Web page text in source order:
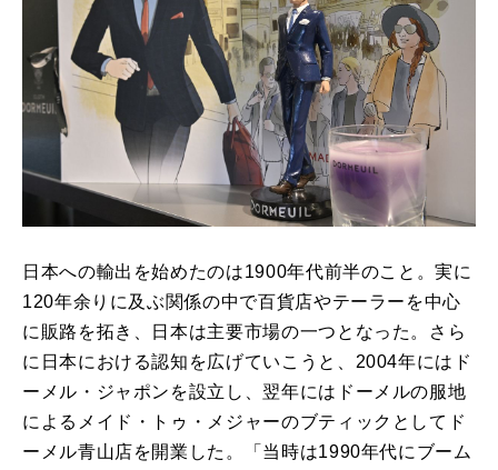
日本への輸出を始めたのは1900年代前半のこと。実に
120年余りに及ぶ関係の中で百貨店やテーラーを中心
に販路を拓き、日本は主要市場の一つとなった。さら
に日本における認知を広げていこうと、2004年にはド
ーメル・ジャポンを設立し、翌年にはドーメルの服地
によるメイド・トゥ・メジャーのブティックとしてド
ーメル青山店を開業した。「当時は1990年代にブーム